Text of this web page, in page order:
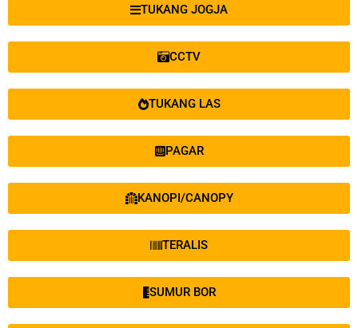
TUKANG JOGJA
CCTV
TUKANG LAS
PAGAR
KANOPI/CANOPY
TERALIS
SUMUR BOR